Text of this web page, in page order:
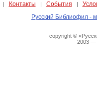
| Контакты | События |
Русский Библиофил -
copyright ©
2003 —